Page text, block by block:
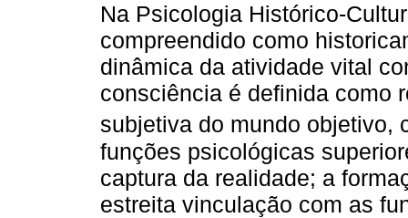
Na Psicologia Histórico-
compreendido como
dinâmica da atividade vital
consciência é definida como
subjetiva do mundo objetivo,
funções psicológicas
captura da realidade; a
estreita vinculação com as